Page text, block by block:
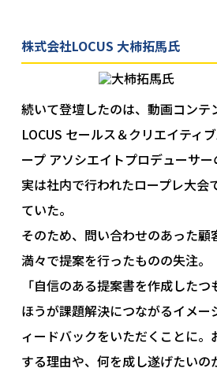
株式会社LOCUS 大柿拓馬氏
続いて登壇したのは、動画コンテ
LOCUS セールス＆クリエイティ
ープ アソシエイトプロデューサー
実は社内で行われたロープレ大会
ていた。
そのため、問い合わせのあった顧
満々で提案を行ったものの失注。
「自信のある提案書を作成した
ほうが課題解決につながるイメー
ィードバックをいただくことに。
する理由や、何を成し遂げたいの